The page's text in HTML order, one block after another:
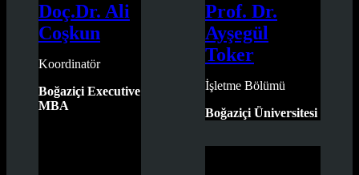
Doç.Dr. Ali
Coşkun
Koordinatör
Boğaziçi Executive
MBA
Prof. Dr.
Ayşegül
Toker
İşletme Bölümü
Boğaziçi Üniversitesi